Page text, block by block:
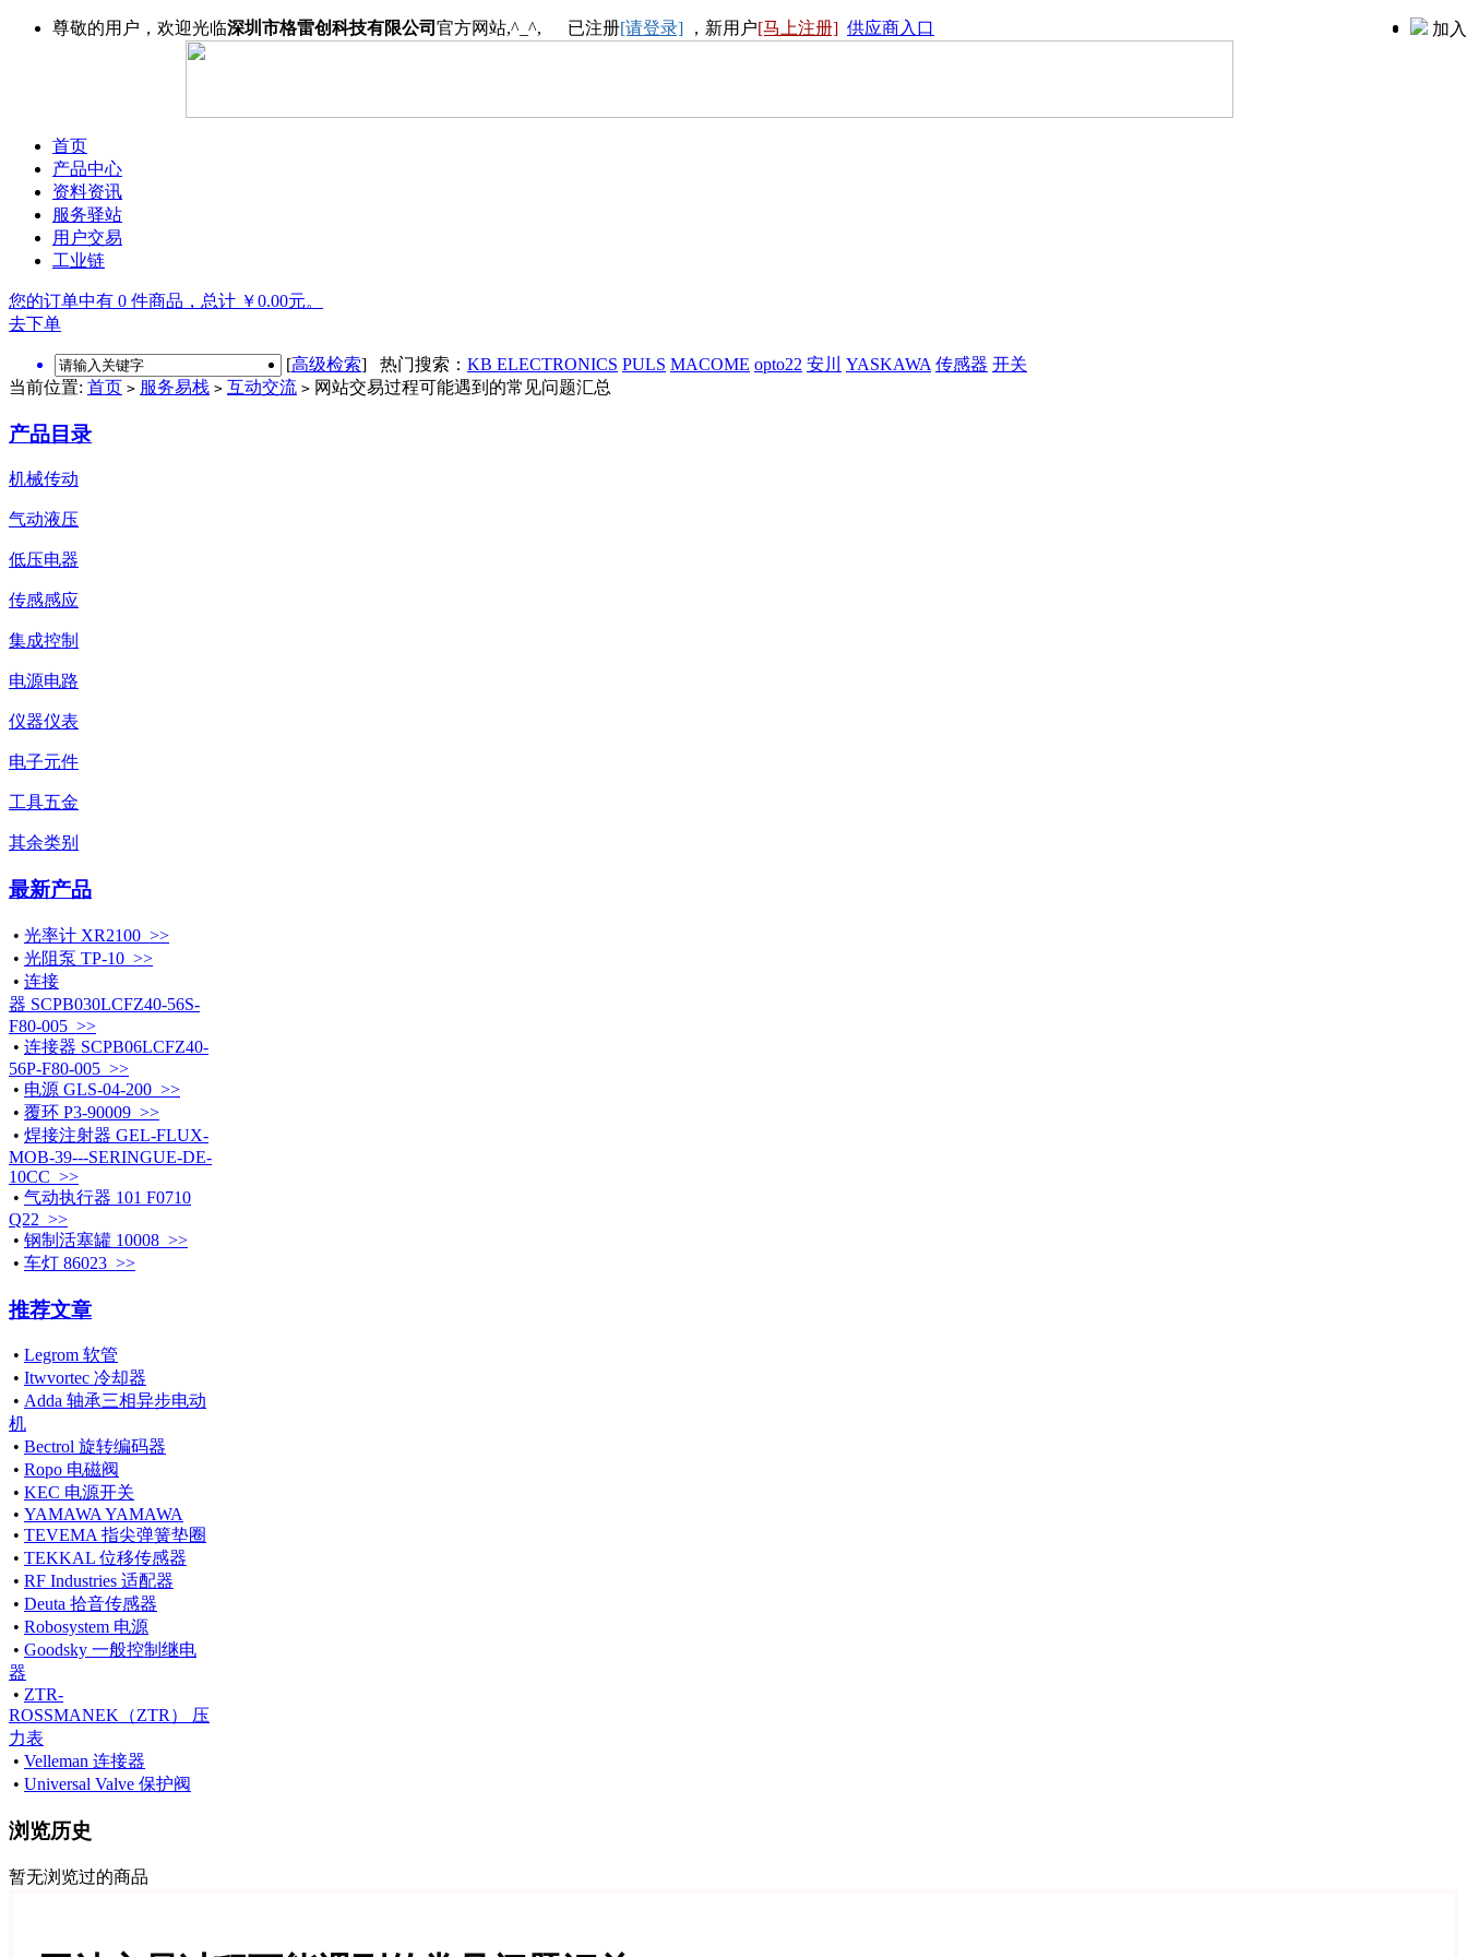
尊敬的用户，欢迎光临深圳市格雷创科技有限公司 官方网站,^_^, 已注册[请登录] ，新用户[马上注册] 供应商入口 加
首页
产品中心
资料资讯
服务驿站
用户交易
工业链
您的订单中有 0 件商品，总计 ￥0.00元。
去下单
[高级检索] 热门搜索： KB ELECTRONICS PULS MACOME opto22 安川 YASKAWA 传感器 开关
当前位置: 首页 > 服务易栈 > 互动交流 > 网站交易过程可能遇到的常见问题汇总
产品目录
机械传动
气动液压
低压电器
传感感应
集成控制
电源电路
仪器仪表
电子元件
工具五金
其余类别
最新产品
• 光率计 XR2100 >>
• 光阻泵 TP-10 >>
• 连接
器 SCPB030LCFZ40-56S-
F80-005 >>
• 连接器 SCPB06LCFZ40-
56P-F80-005 >>
• 电源 GLS-04-200 >>
• 覆环 P3-90009 >>
• 焊接注射器 GEL-FLUX-
MOB-39---SERINGUE-DE-
10CC >>
• 气动执行器 101 F0710
Q22 >>
• 钢制活塞罐 10008 >>
• 车灯 86023 >>
推荐文章
• Legrom 软管
• Itwvortec 冷却器
• Adda 轴承三相异步电动
机
• Bectrol 旋转编码器
• Ropo 电磁阀
• KEC 电源开关
• YAMAWA YAMAWA
• TEVEMA 指尖弹簧垫圈
• TEKKAL 位移传感器
• RF Industries 适配器
• Deuta 拾音传感器
• Robosystem 电源
• Goodsky 一般控制继电
器
• ZTR-
ROSSMANEK（ZTR） 压
力表
• Velleman 连接器
• Universal Valve 保护阀
浏览历史
暂无浏览过的商品